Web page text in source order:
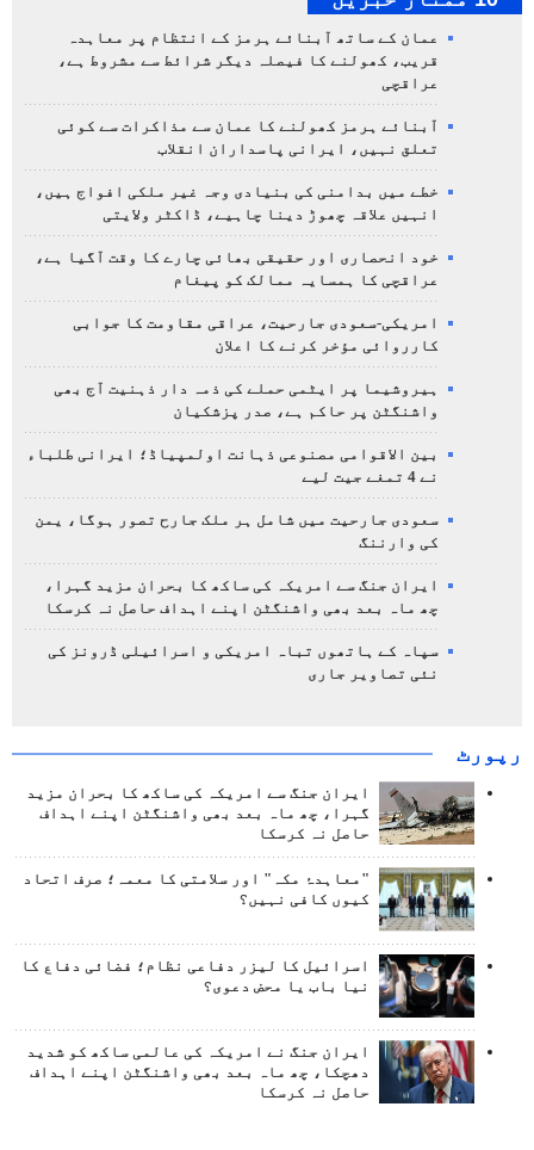
عمان کے ساتھ آبنائے ہرمز کے انتظام پر معاہدہ
قریب، کھولنے کا فیصلہ دیگر شرائط سے مشروط ہے،
عراقچی
آبنائے ہرمز کھولنے کا عمان سے مذاکرات سے کوئی
تعلق نہیں، ایرانی پاسداران انقلاب
خطے میں بدامنی کی بنیادی وجہ غیر ملکی افواج ہیں،
انہیں علاقہ چھوڑ دینا چاہیے، ڈاکٹر ولایتی
خود انحصاری اور حقیقی بھائی چارے کا وقت آگیا ہے،
عراقچی کا ہمسایہ ممالک کو پیغام
امریکی-سعودی جارحیت، عراقی مقاومت کا جوابی
کارروائی مؤخر کرنے کا اعلان
ہیروشیما پر ایٹمی حملے کی ذمہ دار ذہنیت آج بھی
واشنگٹن پر حاکم ہے، صدر پزشکیان
بین الاقوامی مصنوعی ذہانت اولمپیاڈ؛ ایرانی طلباء
نے 4 تمغے جیت لیے
سعودی جارحیت میں شامل ہر ملک جارح تصور ہوگا، یمن
کی وارننگ
ایران جنگ سے امریکہ کی ساکھ کا بحران مزید گہرا،
چھ ماہ بعد بھی واشنگٹن اپنے اہداف حاصل نہ کرسکا
سپاہ کے ہاتھوں تباہ امریکی و اسرائیلی ڈرونز کی
نئی تصاویر جاری
رپورٹ
ایران جنگ سے امریکہ کی ساکھ کا بحران مزید
گہرا، چھ ماہ بعد بھی واشنگٹن اپنے اہداف
حاصل نہ کرسکا
"معاہدۂ مکہ" اور سلامتی کا معمہ؛ صرف اتحاد
کیوں کافی نہیں؟
اسرائیل کا لیزر دفاعی نظام؛ فضائی دفاع کا
نیا باب یا محض دعوی؟
ایران جنگ نے امریکہ کی عالمی ساکھ کو شدید
دھچکا، چھ ماہ بعد بھی واشنگٹن اپنے اہداف
حاصل نہ کرسکا